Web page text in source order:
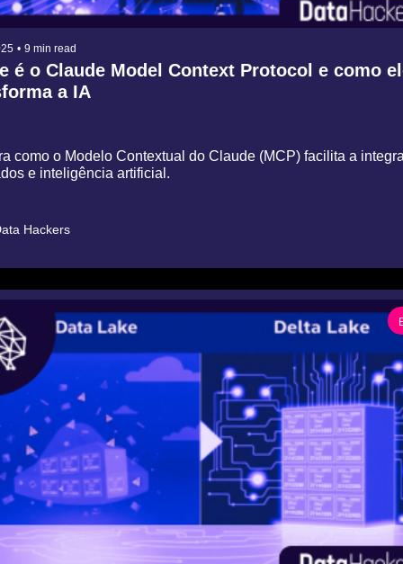
• 9 min read
é o Claude Model Context Protocol e como
a IA
como o Modelo Contextual do Claude (MCP) facilita a
e inteligência artificial.
Hackers